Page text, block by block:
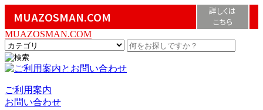
MUAZOSMAN.COM
詳しくは
こちら
MUAZOSMAN.COM
ご利用案内
お問い合わせ